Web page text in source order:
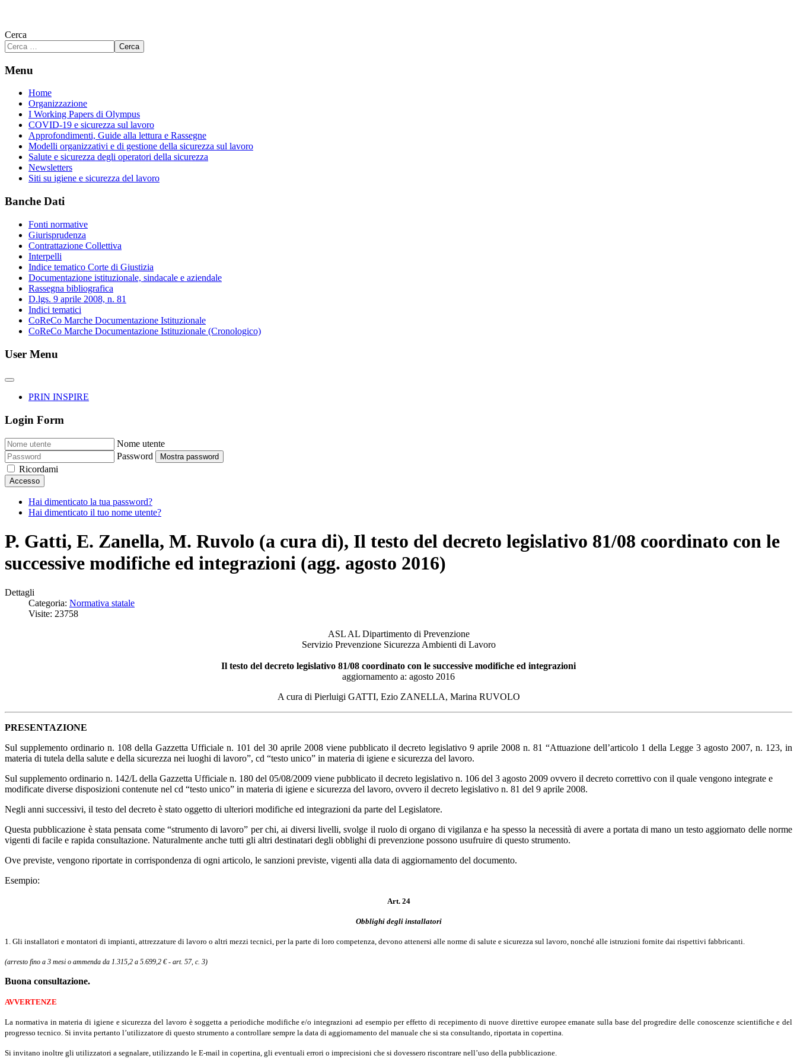
Cerca
Cerca
Menu
Home
Organizzazione
I Working Papers di Olympus
COVID-19 e sicurezza sul lavoro
Approfondimenti, Guide alla lettura e Rassegne
Modelli organizzativi e di gestione della sicurezza sul lavoro
Salute e sicurezza degli operatori della sicurezza
Newsletters
Siti su igiene e sicurezza del lavoro
Banche Dati
Fonti normative
Giurisprudenza
Contrattazione Collettiva
Interpelli
Indice tematico Corte di Giustizia
Documentazione istituzionale, sindacale e aziendale
Rassegna bibliografica
D.lgs. 9 aprile 2008, n. 81
Indici tematici
CoReCo Marche Documentazione Istituzionale
CoReCo Marche Documentazione Istituzionale (Cronologico)
User Menu
PRIN INSPIRE
Login Form
Nome utente
Password
Mostra password
Ricordami
Accesso
Hai dimenticato la tua password?
Hai dimenticato il tuo nome utente?
P. Gatti, E. Zanella, M. Ruvolo (a cura di), Il testo del decreto legislativo 81/08 coordinato con le
successive modifiche ed integrazioni (agg. agosto 2016)
Dettagli
Categoria: Normativa statale
Visite: 23758
ASL AL Dipartimento di Prevenzione
Servizio Prevenzione Sicurezza Ambienti di Lavoro
Il testo del decreto legislativo 81/08 coordinato con le successive modifiche ed integrazioni
aggiornamento a: agosto 2016
A cura di Pierluigi GATTI, Ezio ZANELLA, Marina RUVOLO
PRESENTAZIONE
Sul supplemento ordinario n. 108 della Gazzetta Ufficiale n. 101 del 30 aprile 2008 viene pubblicato il decreto legislativo 9 aprile 2008 n. 81 “Attuazione dell’articolo 1 della Legge 3 agosto 2007, n. 123, in
materia di tutela della salute e della sicurezza nei luoghi di lavoro”, cd “testo unico” in materia di igiene e sicurezza del lavoro.
Sul supplemento ordinario n. 142/L della Gazzetta Ufficiale n. 180 del 05/08/2009 viene pubblicato il decreto legislativo n. 106 del 3 agosto 2009 ovvero il decreto correttivo con il quale vengono integrate e
modificate diverse disposizioni contenute nel cd “testo unico” in materia di igiene e sicurezza del lavoro, ovvero il decreto legislativo n. 81 del 9 aprile 2008.
Negli anni successivi, il testo del decreto è stato oggetto di ulteriori modifiche ed integrazioni da parte del Legislatore.
Questa pubblicazione è stata pensata come “strumento di lavoro” per chi, ai diversi livelli, svolge il ruolo di organo di vigilanza e ha spesso la necessità di avere a portata di mano un testo aggiornato delle norme
vigenti di facile e rapida consultazione. Naturalmente anche tutti gli altri destinatari degli obblighi di prevenzione possono usufruire di questo strumento.
Ove previste, vengono riportate in corrispondenza di ogni articolo, le sanzioni previste, vigenti alla data di aggiornamento del documento.
Esempio:
Art. 24
Obblighi degli installatori
1. Gli installatori e montatori di impianti, attrezzature di lavoro o altri mezzi tecnici, per la parte di loro competenza, devono attenersi alle norme di salute e sicurezza sul lavoro, nonché alle istruzioni fornite dai rispettivi fabbricanti.
(arresto fino a 3 mesi o ammenda da 1.315,2 a 5.699,2 € - art. 57, c. 3)
Buona consultazione.
AVVERTENZE
La normativa in materia di igiene e sicurezza del lavoro è soggetta a periodiche modifiche e/o integrazioni ad esempio per effetto di recepimento di nuove direttive europee emanate sulla base del progredire delle conoscenze scientifiche e del
progresso tecnico. Si invita pertanto l’utilizzatore di questo strumento a controllare sempre la data di aggiornamento del manuale che si sta consultando, riportata in copertina.
Si invitano inoltre gli utilizzatori a segnalare, utilizzando le E-mail in copertina, gli eventuali errori o imprecisioni che si dovessero riscontrare nell’uso della pubblicazione.